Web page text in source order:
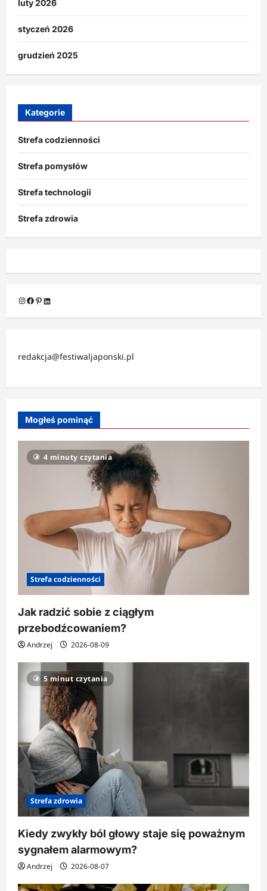
luty 2026
styczeń 2026
grudzień 2025
Kategorie
Strefa codzienności
Strefa pomysłów
Strefa technologii
Strefa zdrowia
Instagram
Facebook
Pinterest
LinkedIn
redakcja@festiwaljaponski.pl
Mogłeś pominąć
4 minuty czytania
Strefa codzienności
Jak radzić sobie z ciągłym
przebodźcowaniem?
Andrzej 2026-08-09
5 minut czytania
Strefa zdrowia
Kiedy zwykły ból głowy staje się poważnym
sygnałem alarmowym?
Andrzej 2026-08-07